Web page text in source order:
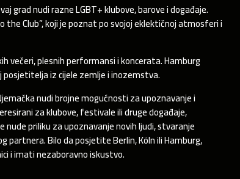
grad nudi razne LGBT+ klubove, barove i događaje.
the Club”, koji je poznat po svojoj eklektičnoj atmosferi i
večeri, plesnih performansi i koncerata. Hamburg
posjetitelja iz cijele zemlje i inozemstva.
nudi brojne mogućnosti za upoznavanje i
za klubove, festivale ili druge događaje,
priliku za upoznavanje novih ljudi, stvaranje
Bilo da posjetite Berlin, Köln ili Hamburg,
i imati nezaboravno iskustvo.